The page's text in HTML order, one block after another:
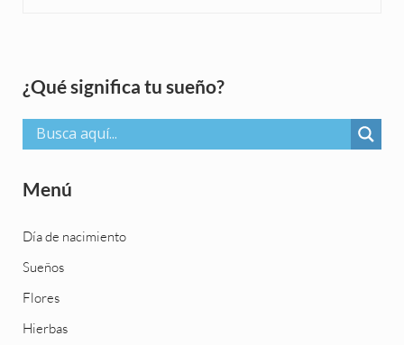
Sidebar
¿Qué significa tu sueño?
Menú
Día de nacimiento
Sueños
Flores
Hierbas